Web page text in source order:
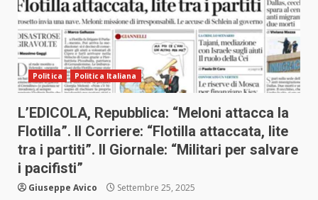
Politica Politica Italiana
L’EDICOLA, Repubblica: “Meloni attacca la
Flotilla”. Il Corriere: “Flotilla attaccata, lite
tra i partiti”. Il Giornale: “Militari per salvare
i pacifisti”
Giuseppe Avico Settembre 25, 2025